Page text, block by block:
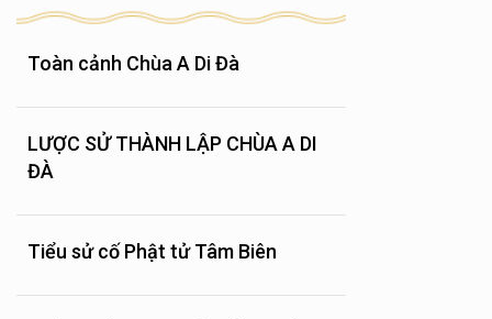
Toàn cảnh Chùa A Di Đà
LƯỢC SỬ THÀNH LẬP CHÙA A DI
ĐÀ
Tiểu sử cố Phật tử Tâm Biên